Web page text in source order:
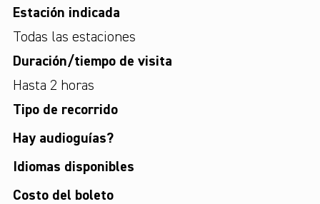
Estación indicada
Todas las estaciones
Duración/tiempo de visita
Hasta 2 horas
Tipo de recorrido
Hay audioguías?
Idiomas disponibles
Costo del boleto